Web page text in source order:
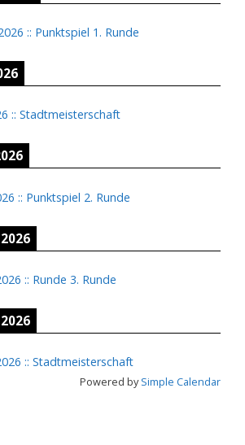
:: Punktspiel 1. Runde
:: Stadtmeisterschaft
:: Punktspiel 2. Runde
:: Runde 3. Runde
:: Stadtmeisterschaft
Powered bySimple Calendar